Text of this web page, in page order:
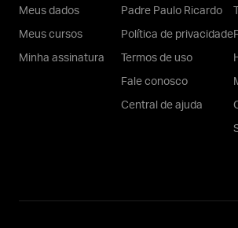
Meus dados
Meus cursos
Minha assinatura
Padre Paulo Ricardo
Política de privacidade
Termos de uso
Fale conosco
Central de ajuda